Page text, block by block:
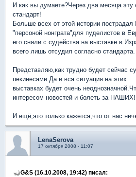
И как вы думаете?Через два месяца эту
стандарт!
Больше всех от этой истории пострадал
"персоной нонграта"для пуделистов в
его сняли с судейства на выставке в
всего лишь отсудил согласно стандарта.
Представляю,как трудно будет сейчас
пекинесами.Да и вся ситуация на этих
выставках будет очень
интересом новостей и болеть за НАШИХ!
И ещё,это только кажется,что от нас
LenaSerova
17 октября 2008 - 11:07
G&S (16.10.2008, 19:42) писал: